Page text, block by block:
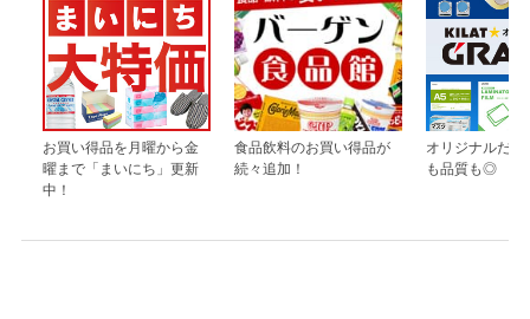
お買い得品を月曜から金
曜まで「まいにち」更新
中！
食品飲料のお買い得品が
続々追加！
オリジナルだか
も品質も◎